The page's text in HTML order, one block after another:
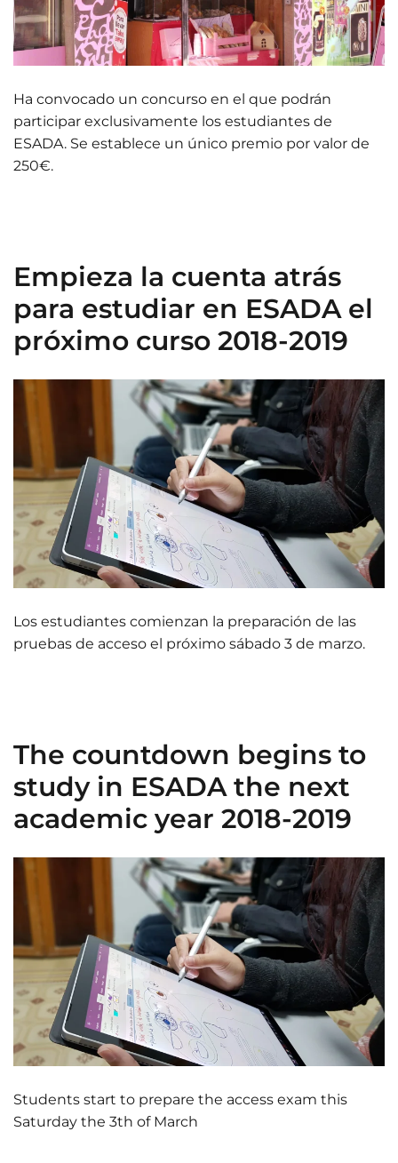
Ha convocado un concurso en el que podrán
participar exclusivamente los estudiantes de
ESADA. Se establece un único premio por valor de
250€.
Empieza la cuenta atrás
para estudiar en ESADA el
próximo curso 2018-2019
Los estudiantes comienzan la preparación de las
pruebas de acceso el próximo sábado 3 de marzo.
The countdown begins to
study in ESADA the next
academic year 2018-2019
Students start to prepare the access exam this
Saturday the 3th of March